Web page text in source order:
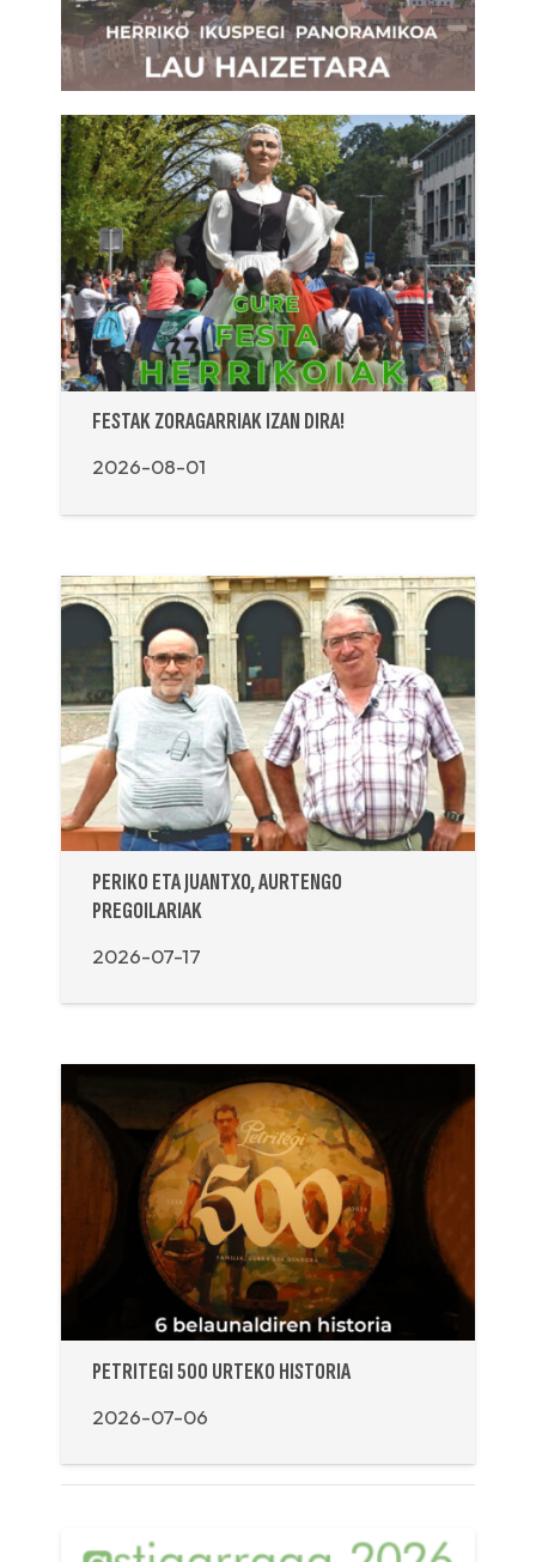
FESTAK ZORAGARRIAK IZAN DIRA!
2026-08-01
PERIKO ETA JUANTXO, AURTENGO
PREGOILARIAK
2026-07-17
PETRITEGI 500 URTEKO HISTORIA
2026-07-06